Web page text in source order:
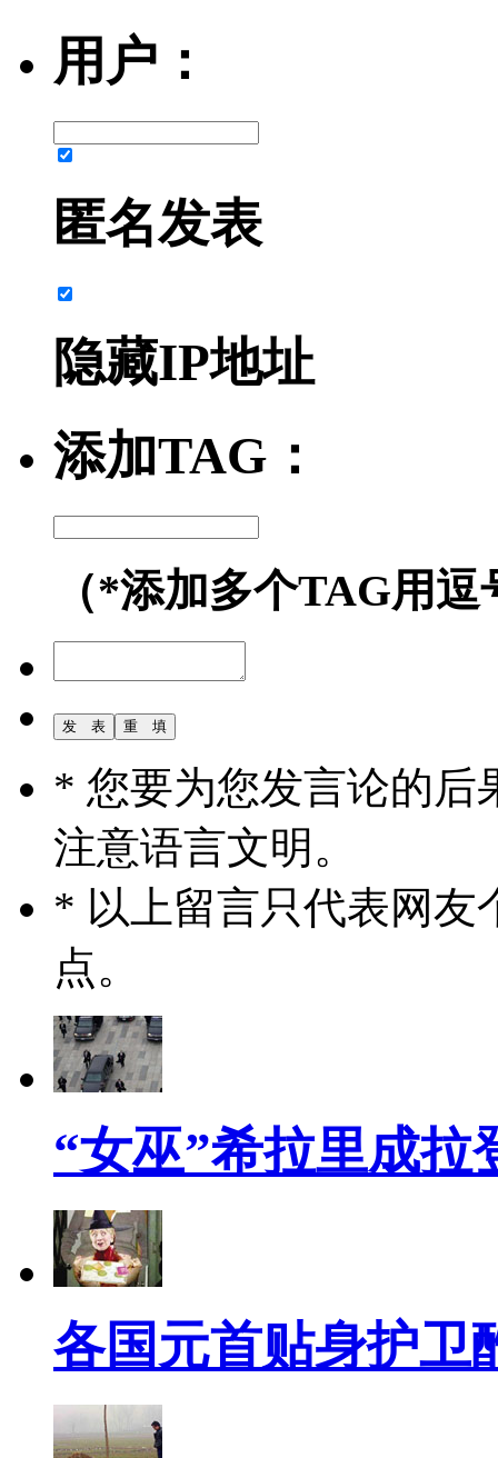
用户：
匿名发表
隐藏IP地址
添加TAG：
（*添加多个TAG用
* 您要为您发言论的后
注意语言文明。
* 以上留言只代表网友
点。
“女巫”希拉里成拉
各国元首贴身护卫